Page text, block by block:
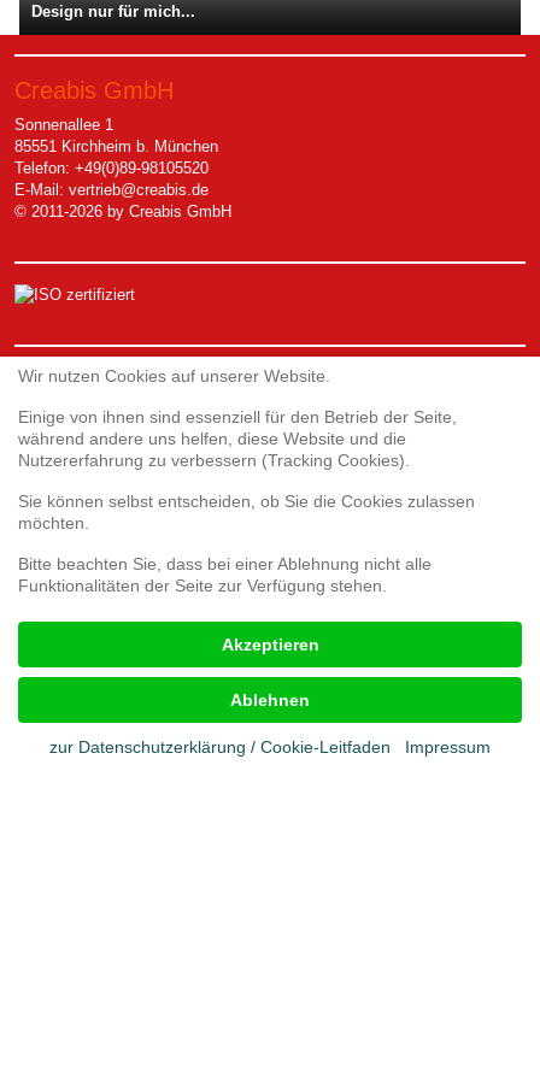
Design nur für mich...
Creabis GmbH
Sonnenallee 1
85551 Kirchheim b. München
Telefon: +49(0)89-98105520
E-Mail: vertrieb@creabis.de
© 2011-2026 by Creabis GmbH
Service
Webshop
Umfrage 3D-Druck
Umfrage zur Kundenzufriedenheit
Reklamationsformular
Impressum
Cookies
Datenschutz
Wir nutzen Cookies auf unserer Website.
Einige von ihnen sind essenziell für den Betrieb der Seite,
während andere uns helfen, diese Website und die
Nutzererfahrung zu verbessern (Tracking Cookies).
Sie können selbst entscheiden, ob Sie die Cookies zulassen
möchten.
Bitte beachten Sie, dass bei einer Ablehnung nicht alle
Funktionalitäten der Seite zur Verfügung stehen.
Akzeptieren
Ablehnen
zur Datenschutzerklärung / Cookie-Leitfaden Impressum